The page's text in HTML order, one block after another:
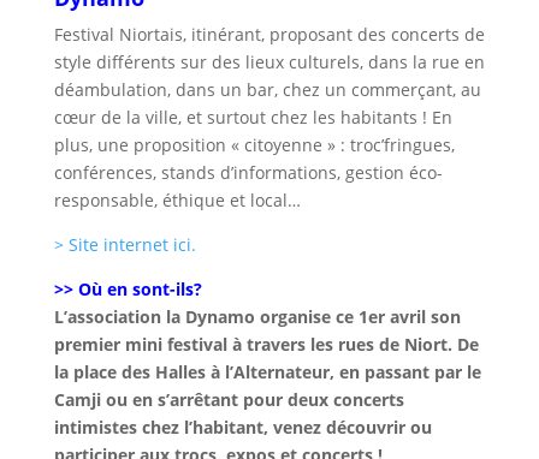
Festival Niortais, itinérant, proposant des concerts de
style différents sur des lieux culturels, dans la rue en
déambulation, dans un bar, chez un commerçant, au
cœur de la ville, et surtout chez les habitants ! En
plus, une proposition « citoyenne » : troc’fringues,
conférences, stands d’informations, gestion éco-
responsable, éthique et local…
> Site internet ici.
>> Où en sont-ils?
L’association la Dynamo organise ce 1er avril son
premier mini festival à travers les rues de Niort. De
la place des Halles à l’Alternateur, en passant par le
Camji ou en s’arrêtant pour deux concerts
intimistes chez l’habitant, venez découvrir ou
participer aux trocs, expos et concerts !